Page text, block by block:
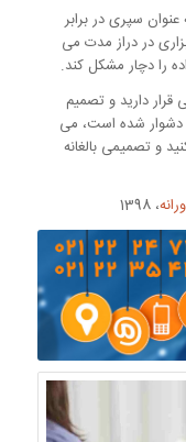
سپری در برابر
در دراز مدت می
را دچار مشکل کند.
دارید و تصمیم
شده است، می
و تصمیمی بالغانه
، 1398